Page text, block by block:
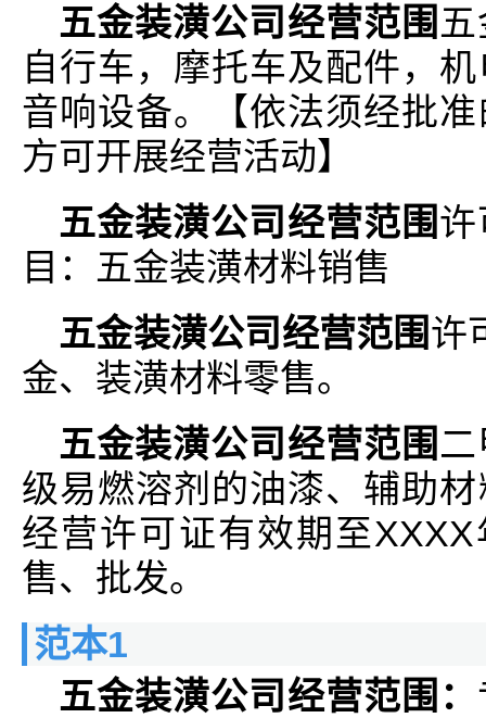
五金装潢公司经营范围
自行车，摩托车及配件，
音响设备。【依法须经批
方可开展经营活动】
五金装潢公司经营范围
目：五金装潢材料销售
五金装潢公司经营范围许
金、装潢材料零售。
五金装潢公司经营范围
级易燃溶剂的油漆、辅助
经营许可证有效期至
售、批发。
范本1
五金装潢公司经营范围：